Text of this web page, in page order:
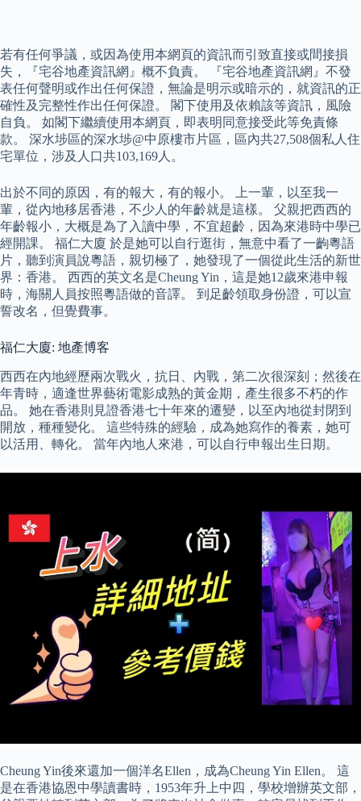
若有任何爭議，或因為使用本網頁的資訊而引致直接或間接損
失，『宅谷地產資訊網』概不負責。 『宅谷地產資訊網』不發
表任何聲明或作出任何保證，無論是明示或暗示的，就資訊的正
確性及完整性作出任何保證。 閣下使用及依賴該等資訊，風險
自負。 如閣下繼續使用本網頁，即表明同意接受此等免責條
款。 深水埗區的深水埗@中原樓市片區，區內共27,508個私人住
宅單位，涉及人口共103,169人。
出於不同的原因，有的報大，有的報小。 上一輩，以至我一
輩，從內地移居香港，不少人的年齡就是這樣。 父親把西西的
年齡報小，大概是為了入讀中學，不宜超齡，因為來港時中學已
經開課。 福仁大廈 於是她可以自行逛街，無意中看了一齣粵語
片，聽到演員說粵語，親切極了，她發現了一個從此生活的新世
界：香港。 西西的英文名是Cheung Yin，這是她12歲來港申報
時，海關人員按照粵語做的音譯。 到足齡領取身份證，可以宣
誓改名，但覺費事。
福仁大廈: 地產博客
西西在內地經歷兩次戰火，抗日、內戰，第二次很深刻；然後在
年青時，適逢世界藝術電影成熟的黃金期，產生很多不朽的作
品。 她在香港則見證香港七十年來的遷變，以至內地從封閉到
開放，種種變化。 這些特殊的經驗，成為她寫作的養素，她可
以活用、轉化。 當年內地人來港，可以自行申報出生日期。
Cheung Yin後來還加一個洋名Ellen，成為Cheung Yin Ellen。 這
是在香港協恩中學讀書時，1953年升上中四，學校增辦英文部，